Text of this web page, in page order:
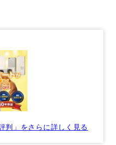
判」をさらに詳しく見る